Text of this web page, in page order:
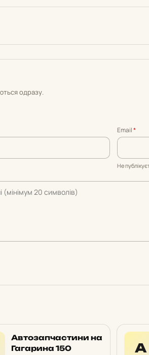
одразу.
Email*
Не
Автозапчастини на
Гагарина 150
А